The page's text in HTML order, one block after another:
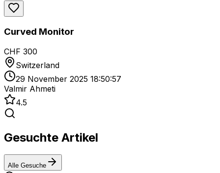
Curved Monitor
CHF 300
Switzerland
29 November 2025 18:50:57
Valmir Ahmeti
4.5
Gesuchte Artikel
Alle Gesuche